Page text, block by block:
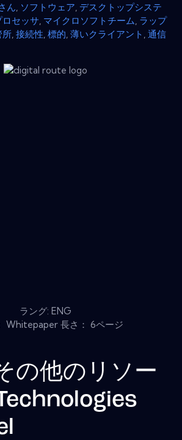
ん ソフトウェア デスクトップシステ
ロセッサ マイクロソフトチーム ラップ
所 接続性 標的 薄いクライアント 通信
ラング: ENG
Whitepaper 長さ： 6ページ
の他のリソー